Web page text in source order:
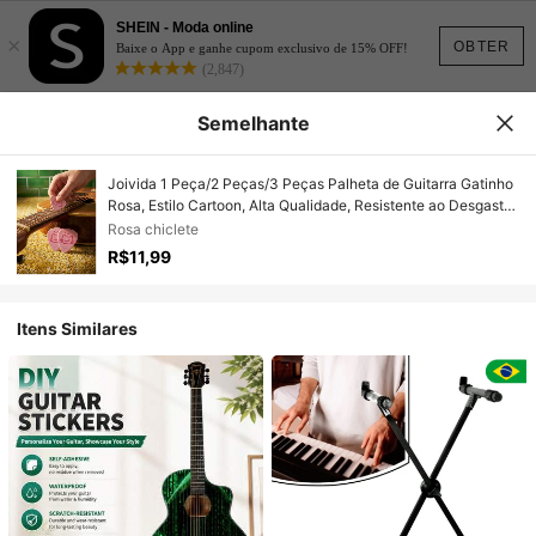
OBTER
×
SHEIN - Moda online
Baixe o App e ganhe cupom exclusivo de 15% OFF!
(2,847)
Semelhante
Joivida 1 Peça/2 Peças/3 Peças Palheta de Guitarra Gatinho
Rosa, Estilo Cartoon, Alta Qualidade, Resistente ao Desgaste,
Ukulele, Antiderrapante, Palheta de Guitarra Rock/Folk.
Rosa chiclete
R$11,99
Itens Similares